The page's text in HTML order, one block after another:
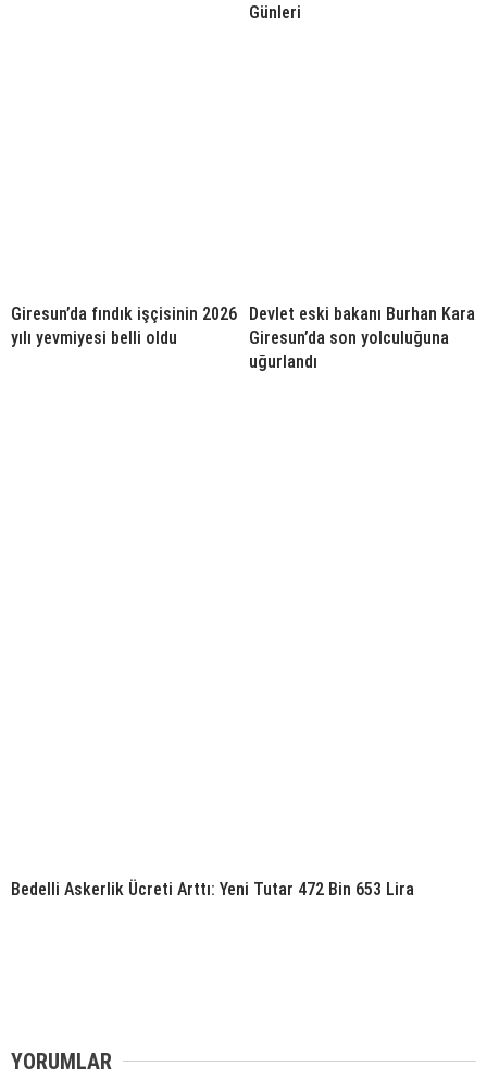
Günleri
Giresun’da fındık işçisinin 2026
yılı yevmiyesi belli oldu
Devlet eski bakanı Burhan Kara
Giresun’da son yolculuğuna
uğurlandı
Bedelli Askerlik Ücreti Arttı: Yeni Tutar 472 Bin 653 Lira
YORUMLAR